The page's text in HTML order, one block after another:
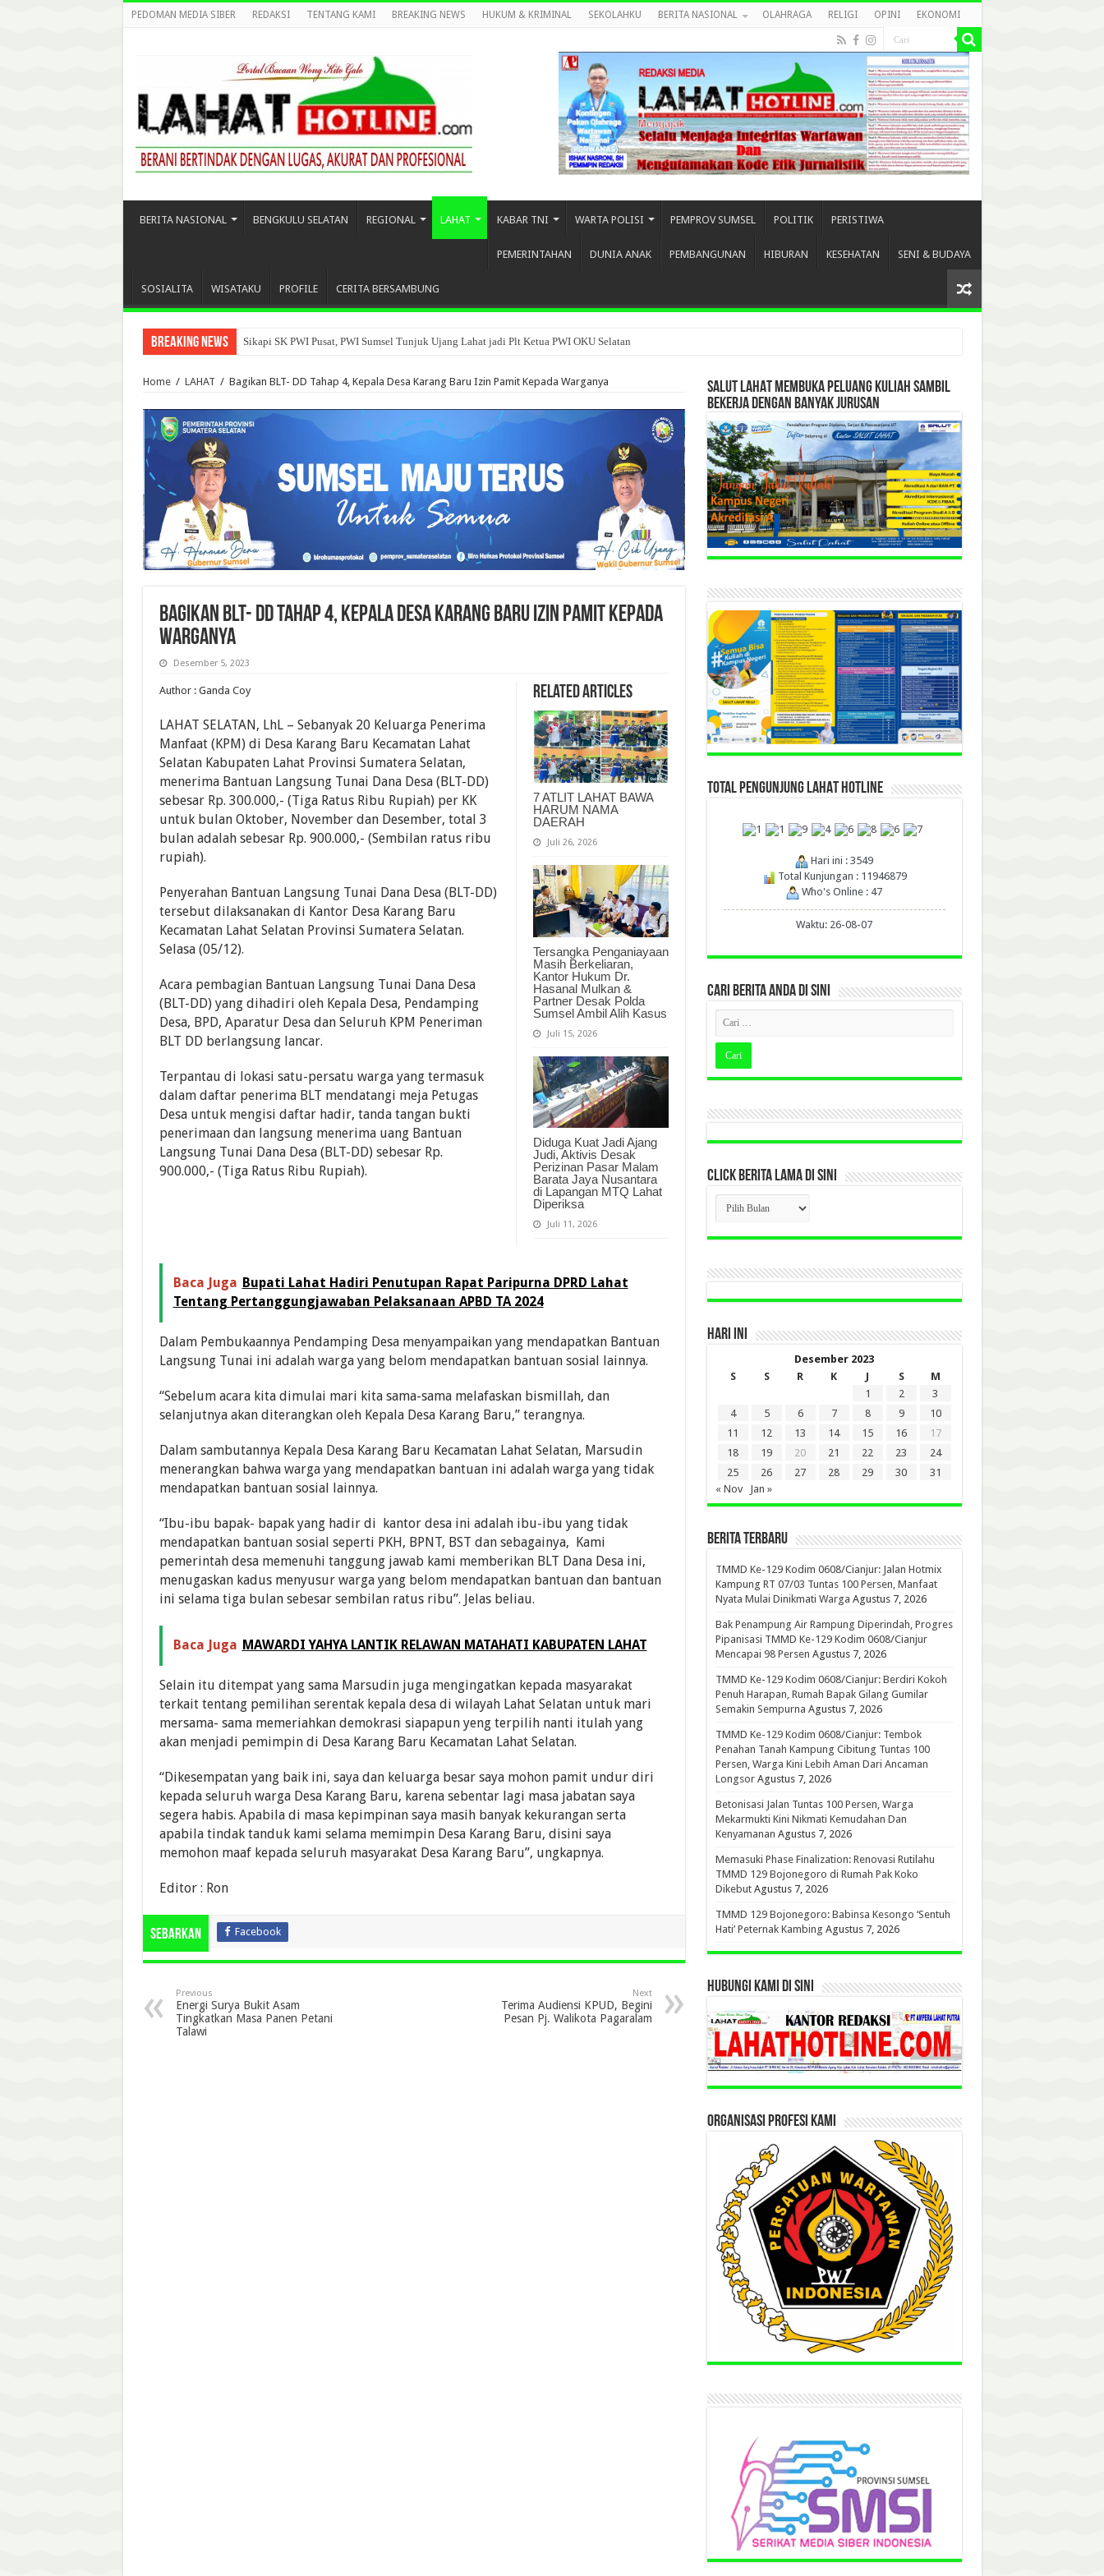
PEDOMAN MEDIA SIBER REDAKSI TENTANG KAMI BREAKING NEWS HUKUM & KRIMINAL SEKOLAHKU BERITA NASIONAL OLAHRAGA RELIGI OPINI EKONOMI
BERITA NASIONAL BENGKULU SELATAN REGIONAL LAHAT KABAR TNI WARTA POLISI PEMPROV SUMSEL POLITIK PERISTIWA
PEMERINTAHAN DUNIA ANAK PEMBANGUNAN HIBURAN KESEHATAN SENI & BUDAYA
SOSIALITA WISATAKU PROFILE CERITA BERSAMBUNG
Breaking News Sikapi SK PWI Pusat, PWI Sumsel Tunjuk Ujang Lahat jadi Plt Ketua PWI OKU Selatan
Home / LAHAT / Bagikan BLT- DD Tahap 4, Kepala Desa Karang Baru Izin Pamit Kepada Warganya
Bagikan BLT- DD Tahap 4, Kepala Desa Karang Baru Izin Pamit Kepada
Warganya
Desember 5, 2023
Related Articles
7 ATLIT LAHAT BAWA
HARUM NAMA
DAERAH
Juli 26, 2026
Tersangka Penganiayaan
Masih Berkeliaran,
Kantor Hukum Dr.
Hasanal Mulkan &
Partner Desak Polda
Sumsel Ambil Alih Kasus
Juli 15, 2026
Diduga Kuat Jadi Ajang
Judi, Aktivis Desak
Perizinan Pasar Malam
Barata Jaya Nusantara
di Lapangan MTQ Lahat
Diperiksa
Juli 11, 2026
Author : Ganda Coy
LAHAT SELATAN, LhL – Sebanyak 20 Keluarga Penerima
Manfaat (KPM) di Desa Karang Baru Kecamatan Lahat
Selatan Kabupaten Lahat Provinsi Sumatera Selatan,
menerima Bantuan Langsung Tunai Dana Desa (BLT-DD)
sebesar Rp. 300.000,- (Tiga Ratus Ribu Rupiah) per KK
untuk bulan Oktober, November dan Desember, total 3
bulan adalah sebesar Rp. 900.000,- (Sembilan ratus ribu
rupiah).
Penyerahan Bantuan Langsung Tunai Dana Desa (BLT-DD)
tersebut dilaksanakan di Kantor Desa Karang Baru
Kecamatan Lahat Selatan Provinsi Sumatera Selatan.
Selasa (05/12).
Acara pembagian Bantuan Langsung Tunai Dana Desa
(BLT-DD) yang dihadiri oleh Kepala Desa, Pendamping
Desa, BPD, Aparatur Desa dan Seluruh KPM Peneriman
BLT DD berlangsung lancar.
Terpantau di lokasi satu-persatu warga yang termasuk
dalam daftar penerima BLT mendatangi meja Petugas
Desa untuk mengisi daftar hadir, tanda tangan bukti
penerimaan dan langsung menerima uang Bantuan
Langsung Tunai Dana Desa (BLT-DD) sebesar Rp.
900.000,- (Tiga Ratus Ribu Rupiah).
Baca Juga Bupati Lahat Hadiri Penutupan Rapat Paripurna DPRD Lahat
Tentang Pertanggungjawaban Pelaksanaan APBD TA 2024
Dalam Pembukaannya Pendamping Desa menyampaikan yang mendapatkan Bantuan
Langsung Tunai ini adalah warga yang belom mendapatkan bantuan sosial lainnya.
“Sebelum acara kita dimulai mari kita sama-sama melafaskan bismillah, dan
selanjutnya akan diterangkan oleh Kepala Desa Karang Baru,” terangnya.
Dalam sambutannya Kepala Desa Karang Baru Kecamatan Lahat Selatan, Marsudin
menerangkan bahwa warga yang mendapatkan bantuan ini adalah warga yang tidak
mendapatkan bantuan sosial lainnya.
“Ibu-ibu bapak- bapak yang hadir di kantor desa ini adalah ibu-ibu yang tidak
mendapatkan bantuan sosial seperti PKH, BPNT, BST dan sebagainya, Kami
pemerintah desa memenuhi tanggung jawab kami memberikan BLT Dana Desa ini,
menugaskan kadus menyusur warga yang belom mendapatkan bantuan dan bantuan
ini selama tiga bulan sebesar sembilan ratus ribu”. Jelas beliau.
Baca Juga MAWARDI YAHYA LANTIK RELAWAN MATAHATI KABUPATEN LAHAT
Selain itu ditempat yang sama Marsudin juga mengingatkan kepada masyarakat
terkait tentang pemilihan serentak kepala desa di wilayah Lahat Selatan untuk mari
mersama- sama memeriahkan demokrasi siapapun yeng terpilih nanti itulah yang
akan menjadi pemimpin di Desa Karang Baru Kecamatan Lahat Selatan.
“Dikesempatan yang baik ini, saya dan keluarga besar saya mohon pamit undur diri
kepada seluruh warga Desa Karang Baru, karena sebentar lagi masa jabatan saya
segera habis. Apabila di masa kepimpinan saya masih banyak kekurangan serta
apabila tindak tanduk kami selama memimpin Desa Karang Baru, disini saya
memohon maaf kepada seluruh masyarakat Desa Karang Baru”, ungkapnya.
Editor : Ron
Sebarkan Facebook
Previous
Energi Surya Bukit Asam
Tingkatkan Masa Panen Petani
Talawi
Next
Terima Audiensi KPUD, Begini
Pesan Pj. Walikota Pagaralam
SALUT LAHAT MEMBUKA PELUANG KULIAH SAMBIL
BEKERJA DENGAN BANYAK JURUSAN
TOTAL PENGUNJUNG LAHAT HOTLINE
Hari ini : 3549
Total Kunjungan : 11946879
Who's Online : 47
Waktu: 26-08-07
CARI BERITA ANDA DI SINI
CLICK BERITA LAMA DI SINI
CLICK
BERITA
LAMA
DI
HARI INI
Desember 2023
S
S R K J S
M
1
2
3
4
5 6 7 8 9
10
11
12 13 14 15 16
17
18
19 20 21 22 23
24
25
26 27 28 29 30
31
« Nov
Jan »
BERITA TERBARU
TMMD Ke-129 Kodim 0608/Cianjur: Jalan Hotmix
Kampung RT 07/03 Tuntas 100 Persen, Manfaat
Nyata Mulai Dinikmati Warga Agustus 7, 2026
Bak Penampung Air Rampung Diperindah, Progres
Pipanisasi TMMD Ke-129 Kodim 0608/Cianjur
Mencapai 98 Persen Agustus 7, 2026
TMMD Ke-129 Kodim 0608/Cianjur: Berdiri Kokoh
Penuh Harapan, Rumah Bapak Gilang Gumilar
Semakin Sempurna Agustus 7, 2026
TMMD Ke-129 Kodim 0608/Cianjur: Tembok
Penahan Tanah Kampung Cibitung Tuntas 100
Persen, Warga Kini Lebih Aman Dari Ancaman
Longsor Agustus 7, 2026
Betonisasi Jalan Tuntas 100 Persen, Warga
Mekarmukti Kini Nikmati Kemudahan Dan
Kenyamanan Agustus 7, 2026
Memasuki Phase Finalization: Renovasi Rutilahu
TMMD 129 Bojonegoro di Rumah Pak Koko
Dikebut Agustus 7, 2026
TMMD 129 Bojonegoro: Babinsa Kesongo ‘Sentuh
Hati’ Peternak Kambing Agustus 7, 2026
HUBUNGI KAMI DI SINI
ORGANISASI PROFESI KAMI